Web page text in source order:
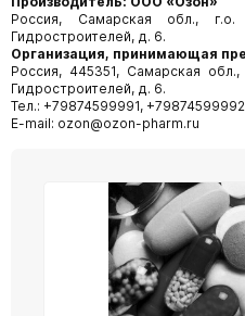
Россия, Самарская обл.,
Гидростроителей, д. 6.
Организация, принимающая
Россия, 445351, Самарская
Гидростроителей, д. 6.
Тел.: +79874599991, +79874599992
E-mail: ozon@ozon-pharm.ru